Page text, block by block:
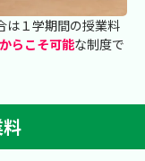
は１学期間の授業料
らこそ可能な制度で